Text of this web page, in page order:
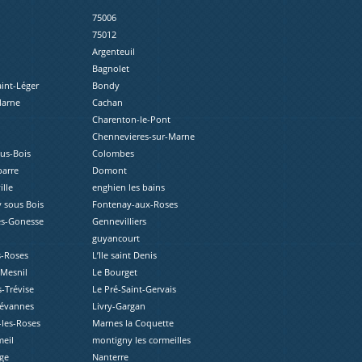
75006
75012
Argenteuil
Bagnolet
Léger
Bondy
Cachan
Charenton-le-Pont
Chennevieres-sur-Marne
Bois
Colombes
Domont
enghien les bains
sous Bois
Fontenay-aux-Roses
Gonesse
Gennevilliers
guyancourt
Roses
L’Ile saint Denis
Le Bourget
Trévise
Le Pré-Saint-Gervais
Livry-Gargan
Roses
Marnes la Coquette
montigny les cormeilles
Nanterre